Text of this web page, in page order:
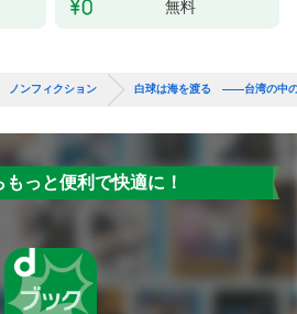
無料
ノンフィクション 白球は海を渡る ――台湾の中
もっと便利で快適に！